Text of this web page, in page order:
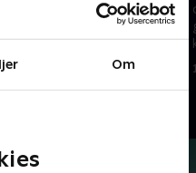
Om
efterforskning, og hans behov
for svar nærmer sig en
Kayla er fast
på at holde sit
juli 2021 • 50 min